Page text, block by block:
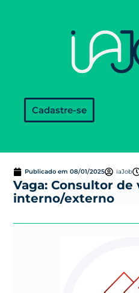
Cadastre-se
Publicado em 08/01/2025 iaJob
Vaga: Consultor de
interno/externo